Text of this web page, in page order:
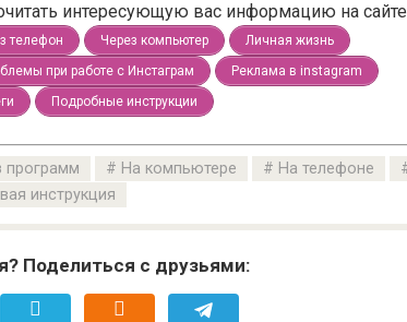
интересующую вас информацию на сайте
телефон Через компьютер
Личная жизнь
при работе с Инстаграм
Реклама в instagram
Подробные инструкции
программ На компьютере
На телефоне
инструкция
Поделиться с друзьями: